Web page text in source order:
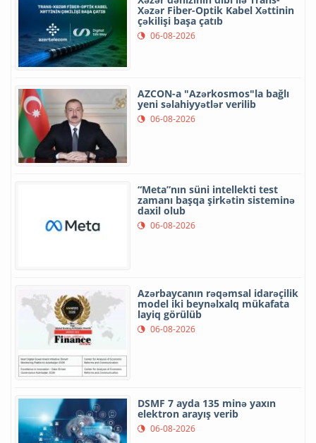
Xəzər Fiber-Optik Kabel Xəttinin
çəkilişi başa çatıb
06-08-2026
AZCON-a "Azərkosmos"la bağlı
yeni səlahiyyətlər verilib
06-08-2026
“Meta”nın süni intellekti test
zamanı başqa şirkətin sisteminə
daxil olub
06-08-2026
Azərbaycanın rəqəmsal idarəçilik
model iki beynəlxalq mükafata
layiq görülüb
06-08-2026
DSMF 7 ayda 135 minə yaxın
elektron arayış verib
06-08-2026